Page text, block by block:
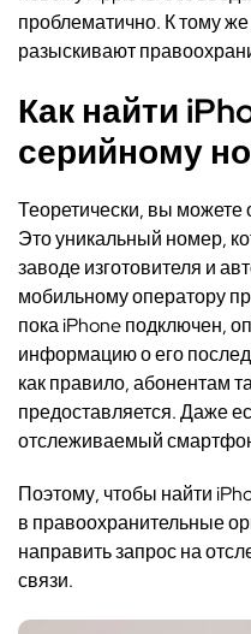
проблематично. К тому
разыскивают
Как найти
серийному
Теоретически, вы можете
Это уникальный номер,
заводе изготовителя и
мобильному оператору
пока iPhone подключен,
информацию о его
как правило, абонентам
предоставляется. Даже
отслеживаемый
Поэтому, чтобы найти
в правоохранительные
направить запрос на
связи.